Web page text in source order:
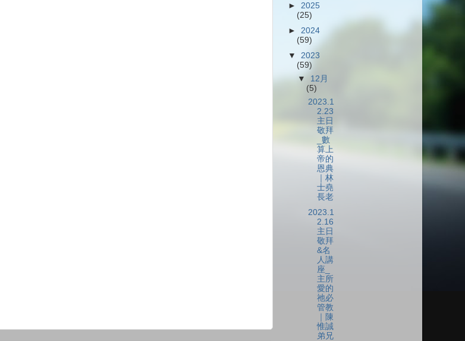
► 2025
(25)
► 2024
(59)
▼ 2023
(59)
▼ 12月
(5)
2023.1
2.23
主日
敬拜
_數
算上
帝的
恩典
｜林
士堯
長老
2023.1
2.16
主日
敬拜
&名
人講
座_
主所
愛的
祂必
管教
｜陳
惟誠
弟兄